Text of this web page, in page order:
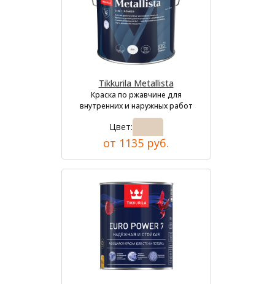
Tikkurila Metallista
Краска по ржавчине для
внутренних и наружных работ
Цвет:
от 1135 руб.